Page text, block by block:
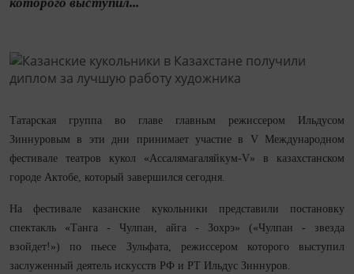
Татарская группа во главе главным режиссером Ильдусом
Зиннуровым в эти дни принимает участие в V Международном
фестивале театров кукол «Ассалямагаляйкум-V» в казахстанском
городе Актобе, который завершился сегодня.
На фестивале казанские кукольники представили постановку
спектакль «Танга - Чулпан, айга - Зохрэ» («Чулпан - звезда
взойдет!») по пьесе Зульфата, режиссером которого выступил
заслуженный деятель искусств РФ и РТ Ильдус Зиннуров.